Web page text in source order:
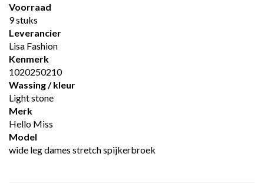
Voorraad
9 stuks
Leverancier
Lisa Fashion
Kenmerk
1020250210
Wassing / kleur
Light stone
Merk
Hello Miss
Model
wide leg dames stretch spijkerbroek